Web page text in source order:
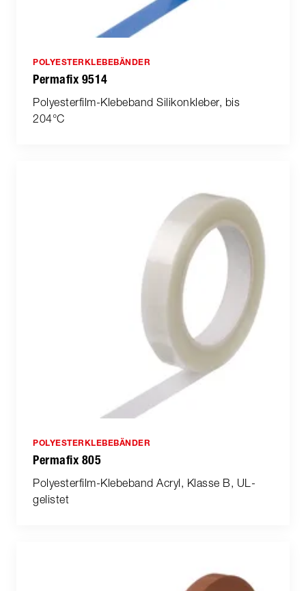
POLYESTERKLEBEBÄNDER
Permafix 9514
Polyesterfilm-Klebeband Silikonkleber, bis
204°C
POLYESTERKLEBEBÄNDER
Permafix 805
Polyesterfilm-Klebeband Acryl, Klasse B, UL-
gelistet